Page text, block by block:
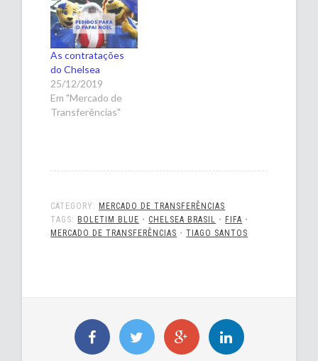
As contratações
do Chelsea
25/12/2019
Em "Mercado de
Transferências"
CATEGORY: MERCADO DE TRANSFERÊNCIAS
TAGS: BOLETIM BLUE • CHELSEA BRASIL • FIFA •
MERCADO DE TRANSFERÊNCIAS •TIAGO SANTOS